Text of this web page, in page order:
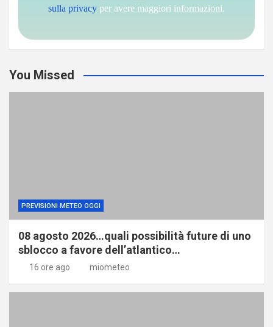
sulla privacy per avere maggiori informazioni.
You Missed
PREVISIONI METEO OGGI
08 agosto 2026…quali possibilità future di uno
sblocco a favore dell’atlantico…
16 ore ago miometeo